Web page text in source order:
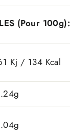
(Pour 100g):
Kj / 134 Kcal